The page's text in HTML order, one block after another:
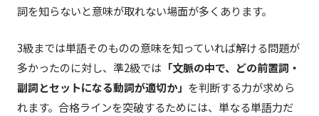
詞を知らないと意味が取れない場面が多くあります。
3級までは単語そのものの意味を知っていれば解ける問題が
多かったのに対し、準2級では 「文脈の中で、どの前置詞・
副詞とセットになる動詞が適切か」 を判断する力が求めら
れます。合格ラインを突破するためには、単なる単語力だ